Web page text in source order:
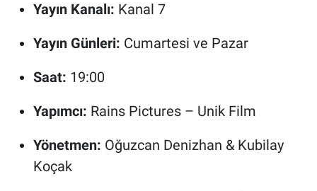
Yayın Kanalı: Kanal 7
Yayın Günleri: Cumartesi ve Pazar
Saat: 19:00
Yapımcı: Rains Pictures – Unik Film
Yönetmen: Oğuzcan Denizhan & Kubilay
Koçak